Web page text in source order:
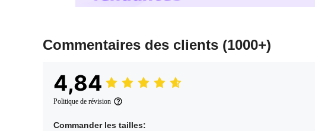
Commentaires des clients (1000+)
4,84
Politique de révision
Commander les tailles: